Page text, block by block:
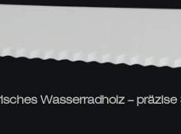
Wasserradholz –